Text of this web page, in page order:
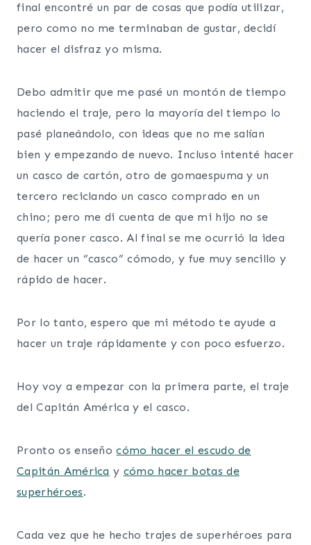
final encontré un par de cosas que podía utilizar,
pero como no me terminaban de gustar, decidí
hacer el disfraz yo misma.
Debo admitir que me pasé un montón de tiempo
haciendo el traje, pero la mayoría del tiempo lo
pasé planeándolo, con ideas que no me salían
bien y empezando de nuevo. Incluso intenté hacer
un casco de cartón, otro de gomaespuma y ​​un
tercero reciclando un casco comprado en un
chino; pero me di cuenta de que mi hijo no se
quería poner casco. Al final se me ocurrió la idea
de hacer un “casco” cómodo, y fue muy sencillo y
rápido de hacer.
Por lo tanto, espero que mi método te ayude a
hacer un traje rápidamente y con poco esfuerzo.
Hoy voy a empezar con la primera parte, el traje
del Capitán América y el casco.
Pronto os enseñocómo hacer el escudo de
Capitán América y cómo hacer botas de
superhéroes.
Cada vez que he hecho trajes de superhéroes para